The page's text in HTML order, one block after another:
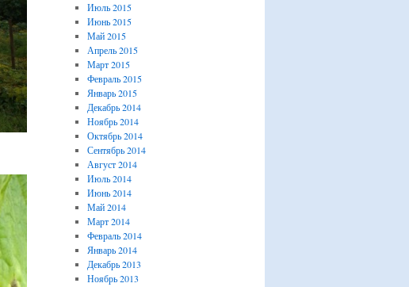
Июль 2015
Июнь 2015
Май 2015
Апрель 2015
Март 2015
Февраль 2015
Январь 2015
Декабрь 2014
Ноябрь 2014
Октябрь 2014
Сентябрь 2014
Август 2014
Июль 2014
Июнь 2014
Май 2014
Март 2014
Февраль 2014
Январь 2014
Декабрь 2013
Ноябрь 2013